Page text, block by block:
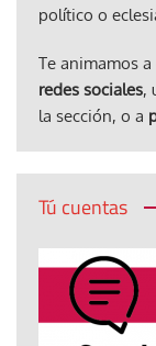
político o
Te animamos
redes sociales,
la sección, o a
Tú cuentas